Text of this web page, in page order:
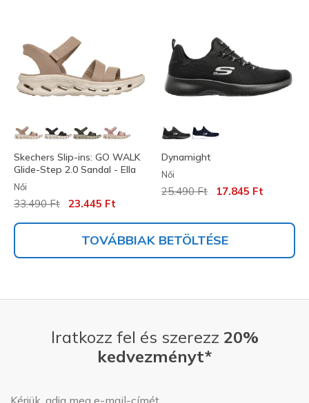
Skechers Slip-ins: GO WALK
Glide-Step 2.0 Sandal - Ella
Női
Az ár a következőhöz képest csökkent:
33.490 Ft címzett:
23.445 Ft
Dynamight
Női
Az ár a következőhöz képest
25.490 Ft címzett:
17.845 Ft
TOVÁBBIAK BETÖLTÉSE
Iratkozz fel és szerezz 20%
kedvezményt*
E-mail-cím